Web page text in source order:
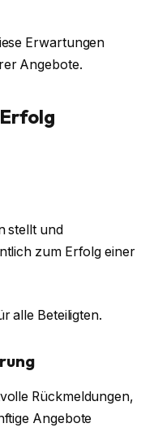
Erwartungen
Angebote.
stellt und
zum Erfolg einer
alle Beteiligten.
Rückmeldungen,
Angebote